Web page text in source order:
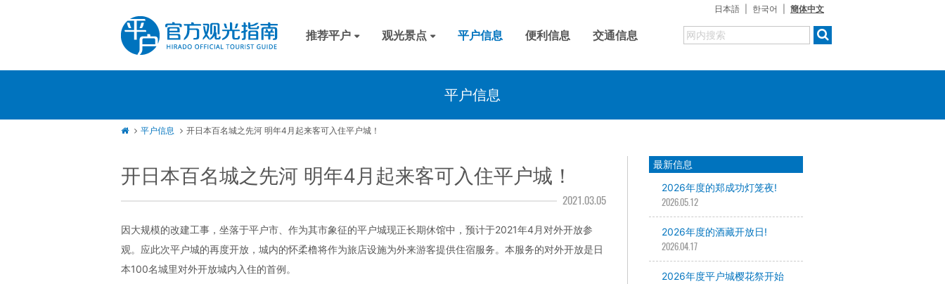
推荐平户 观光景点 平户信息 便利信息 交通信息
日本語 한국어 簡体中文
平户信息
平户信息 开日本百名城之先河 明年4月起来客可入住平户城！
开日本百名城之先河 明年4月起来客可入住平户城！
2021.03.05
因大规模的改建工事，坐落于平户市、作为其市象征的平户城现正长期休馆中，预计于2021年4月对外开放参
观。应此次平户城的再度开放，城内的怀柔橹将作为旅店设施为外来游客提供住宿服务。本服务的对外开放是日
本100名城里对外开放城内入住的首例。
最新信息
2026年度的郑成功灯笼夜!
2026.05.12
2026年度的酒藏开放日!
2026.04.17
2026年度平户城樱花祭开始